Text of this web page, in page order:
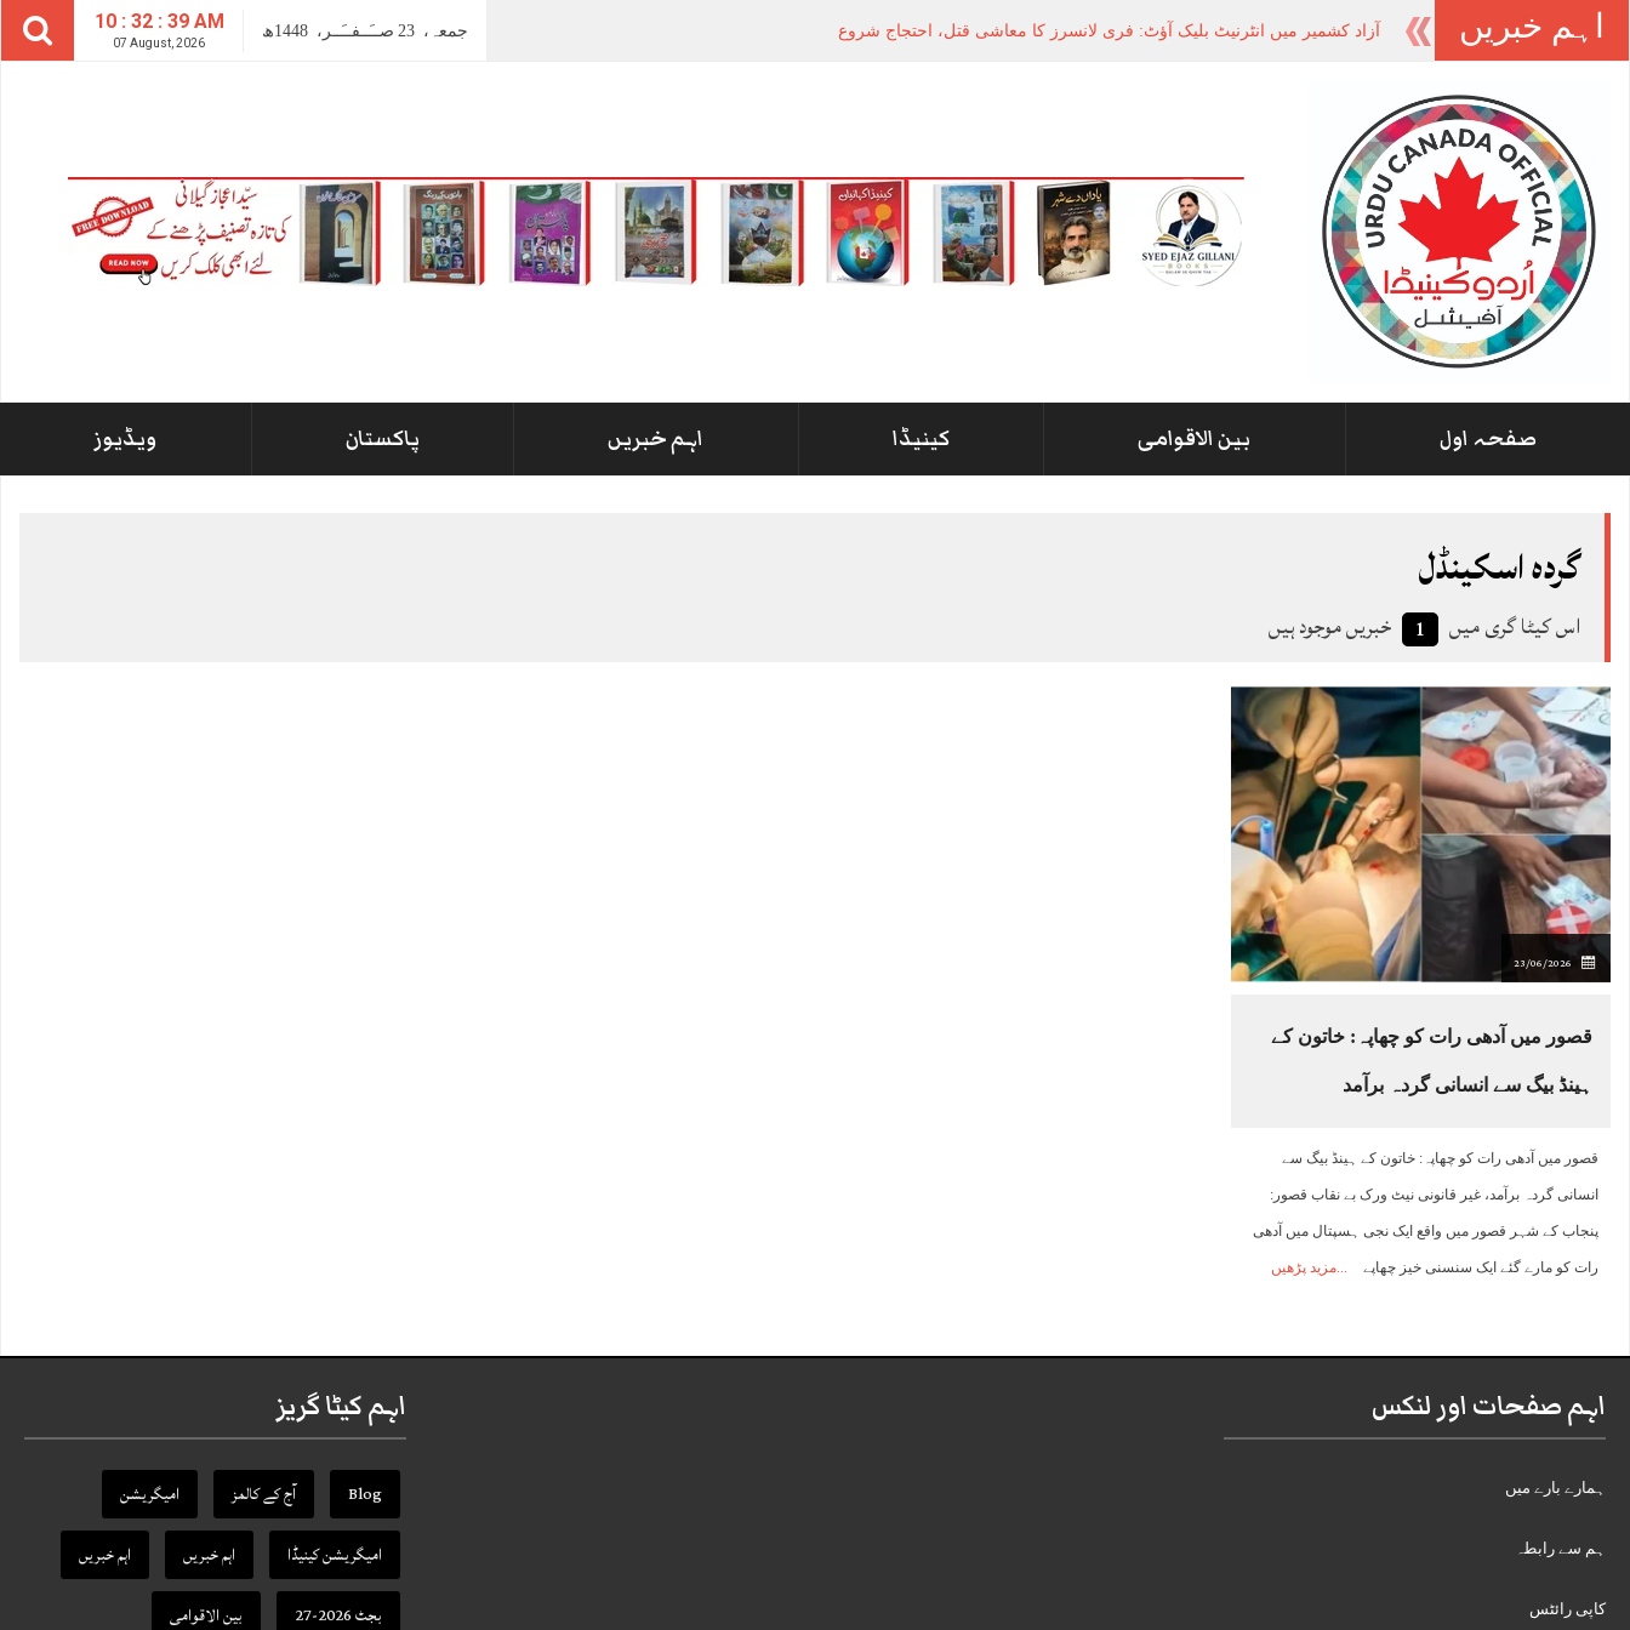
10 : 32 : 39 AM
07 August, 2026
جمعہ، 23 صــَــفــَــر، 1448ھ اہم خبریں آزاد کشمیر میں انٹرنیٹ بلیک آؤٹ: فری لانسرز کا معاشی قتل، احتجاج شروع
صفحہ اول بین الاقوامی کینیڈا اہم خبریں پاکستان ویڈیوز
گردہ اسکینڈل
اس کیٹا گری میں 1 خبریں موجود ہیں
23/06/2026
قصور میں آدھی رات کو چھاپہ: خاتون کے
ہینڈ بیگ سے انسانی گردہ برآمد
قصور میں آدھی رات کو چھاپہ: خاتون کے ہینڈ بیگ سے
انسانی گردہ برآمد، غیر قانونی نیٹ ورک بے نقاب قصور:
پنجاب کے شہر قصور میں واقع ایک نجی ہسپتال میں آدھی
رات کو مارے گئے ایک سنسنی خیز چھاپے مزید پڑھیں
اہم صفحات اور لنکس
ہمارے بارے میں
ہم سے رابطہ
کاپی رائٹس
اہم کیٹا گریز
Blog آج کے کالمز
امیگریشن
امیگریشن کینیڈا
اہم خبریں
اہم خبریں
بجٹ 2026-27
بین الاقوامی